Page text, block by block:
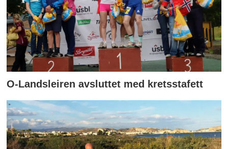
O-Landsleiren avsluttet med kretsstafett